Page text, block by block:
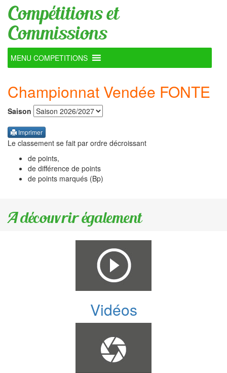
Compétitions et
Commissions
MENU COMPETITIONS
Championnat Vendée FONTE
Saison
Imprimer
Le classement se fait par ordre décroissant
de points,
de différence de points
de points marqués (Bp)
A découvrir également
Vidéos